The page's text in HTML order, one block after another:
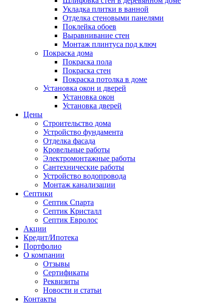
Укладка плитки в ванной
Отделка стеновыми панелями
Поклейка обоев
Выравнивание стен
Монтаж плинтуса под ключ
Покраска дома
Покраска пола
Покраска стен
Покраска потолка в доме
Установка окон и дверей
Установка окон
Установка дверей
Цены
Строительство дома
Устройство фундамента
Отделка фасада
Кровельные работы
Электромонтажные работы
Сантехнические работы
Устройство водопровода
Монтаж канализации
Септики
Септик Спарта
Септик Кристалл
Септик Евролос
Акции
Кредит/Ипотека
Портфолио
О компании
Отзывы
Сертификаты
Реквизиты
Новости и статьи
Контакты